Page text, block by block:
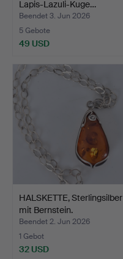
Lapis-Lazuli-Kuge…
Beendet 3. Jun 2026
5 Gebote
49 USD
HALSKETTE, Sterlingsilber
mit Bernstein.
Beendet 2. Jun 2026
1 Gebot
32 USD